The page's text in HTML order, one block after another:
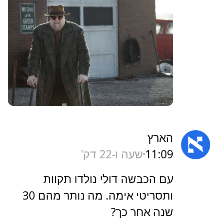
הארץ
11:09 שעה ו-22 דק'
‏עם הכבשה דולי נולדו תקוות
ותסריטי אימה. מה נותר מהם 30
שנה אחר כך?